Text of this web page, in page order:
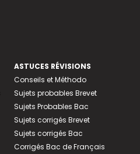
ASTUCES RÉVISIONS
Conseils et Méthodo
Sujets probables Brevet
Sujets Probables Bac
Sujets corrigés Brevet
Sujets corrigés Bac
Corrigés Bac de Français